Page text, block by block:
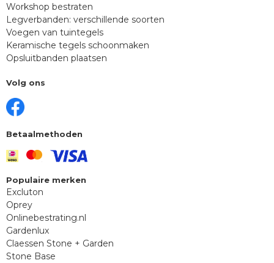
Workshop bestraten
Legverbanden: verschillende soorten
Voegen van tuintegels
Keramische tegels schoonmaken
Opsluitbanden plaatsen
Volg ons
Betaalmethoden
Populaire merken
Excluton
Oprey
Onlinebestrating.nl
Gardenlux
Claessen Stone + Garden
Stone Base